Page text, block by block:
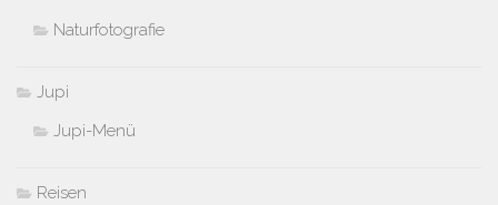
Naturfotografie
Jupi
Jupi-Menü
Reisen